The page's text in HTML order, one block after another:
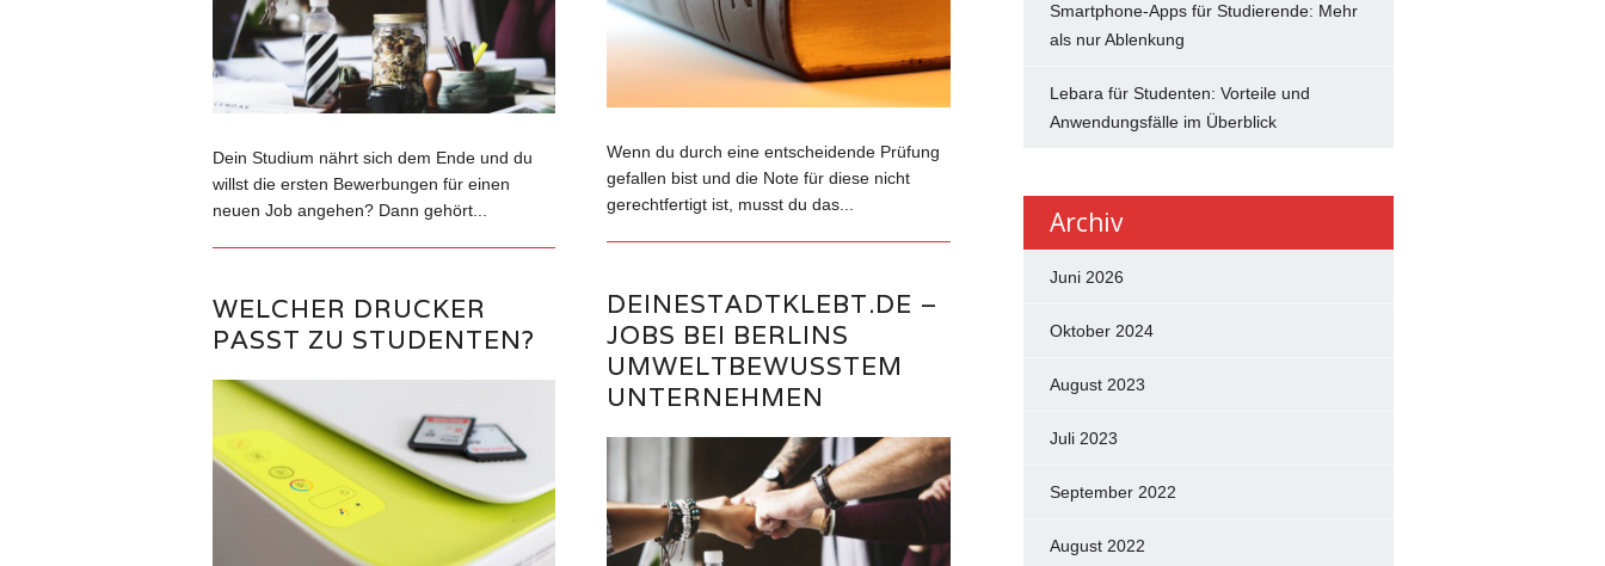
Dein Studium nährt sich dem Ende und du
willst die ersten Bewerbungen für einen
neuen Job angehen? Dann gehört...
Wenn du durch eine entscheidende Prüfung
gefallen bist und die Note für diese nicht
gerechtfertigt ist, musst du das...
DEINESTADTKLEBT.DE –
JOBS BEI BERLINS
UMWELTBEWUSSTEM
UNTERNEHMEN
WELCHER DRUCKER
PASST ZU STUDENTEN?
Smartphone-Apps für Studierende: Mehr
als nur Ablenkung
Lebara für Studenten: Vorteile und
Anwendungsfälle im Überblick
Archiv
Juni 2026
Oktober 2024
August 2023
Juli 2023
September 2022
August 2022